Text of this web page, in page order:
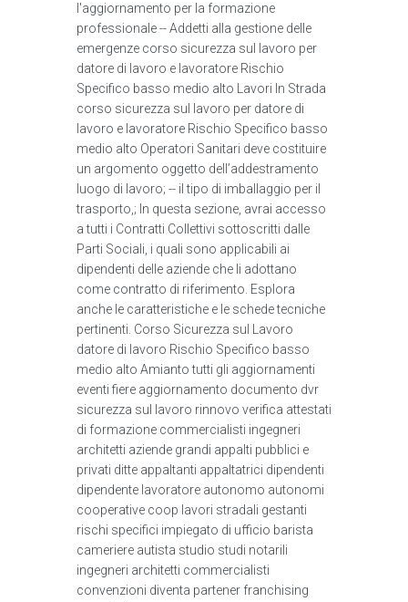
l'aggiornamento per la formazione
professionale -- Addetti alla gestione delle
emergenze corso sicurezza sul lavoro per
datore di lavoro e lavoratore Rischio
Specifico basso medio alto Lavori In Strada
corso sicurezza sul lavoro per datore di
lavoro e lavoratore Rischio Specifico basso
medio alto Operatori Sanitari deve costituire
un argomento oggetto dell’addestramento
luogo di lavoro; -- il tipo di imballaggio per il
trasporto,; In questa sezione, avrai accesso
a tutti i Contratti Collettivi sottoscritti dalle
Parti Sociali, i quali sono applicabili ai
dipendenti delle aziende che li adottano
come contratto di riferimento. Esplora
anche le caratteristiche e le schede tecniche
pertinenti. Corso Sicurezza sul Lavoro
datore di lavoro Rischio Specifico basso
medio alto Amianto tutti gli aggiornamenti
eventi fiere aggiornamento documento dvr
sicurezza sul lavoro rinnovo verifica attestati
di formazione commercialisti ingegneri
architetti aziende grandi appalti pubblici e
privati ditte appaltanti appaltatrici dipendenti
dipendente lavoratore autonomo autonomi
cooperative coop lavori stradali gestanti
rischi specifici impiegato di ufficio barista
cameriere autista studio studi notarili
ingegneri architetti commercialisti
convenzioni diventa partener franchising